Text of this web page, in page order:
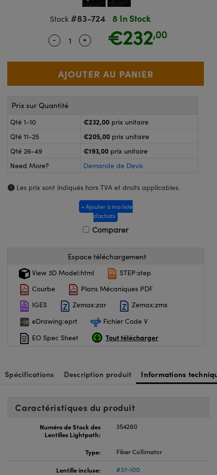
ou Coupleurs
de Poche ou à Mesure Directe
: Microscopie
: Caméras
Stock #83-724 8 In Stock
Quantity Selector
- Use the plus and minus buttons to
+ €232,00
Prix sur Quantité
Qté 1-10 €232,00 prix unitaire
Qté 11-25
€205,00 prix unitaire
Qté 26-49
€193,00 prix unitaire
Need More?
Demande de Devis
Les prix sont indiqués hors TVA et droits applicables.
+ Ajouter à ma liste
d’achats
Comparer
Espace téléchargement
View 3D Model:html
STEP:step
Courbe
Plans Mécaniques PDF
IGES
Zemax:zar
Zemax:zmx
eDrawing:eprt
Fichier Code V
EO Spec Sheet
Tout télécharger
Spécifications Description produit Informations
Caractéristiques du produit
Numéro de Stock des
Lentilles Lightpath:
354260
Type: Fiber Collimator
Lentille incluse: #37-100